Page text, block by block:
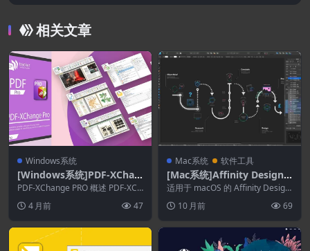
相关文章
Windows系统
[Windows系统]PDF-XChan
ge Pro 10.8.5.410
PDF-XChange PRO 概述 PDF-XCh
4 月前 47
Mac系统 软件工具
[Mac系统]Affinity Designe
r 2.6.4
适用于 macOS 的 Affinity Design
10 月前 69